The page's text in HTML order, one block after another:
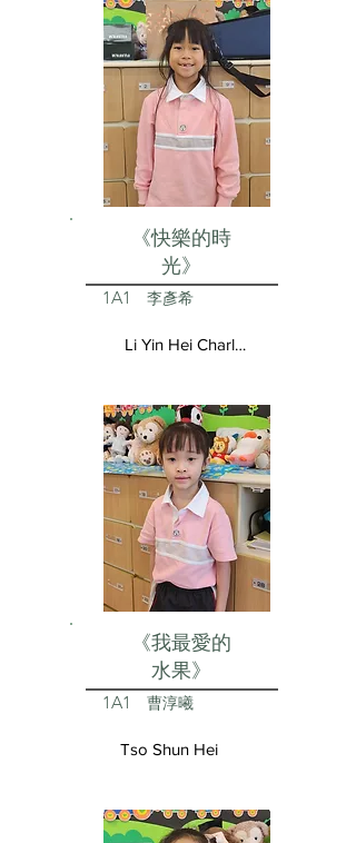
《快樂的時
光》
1A1 李彥希
Li Yin Hei Charlotte
《我最愛的
水果》
1A1 曹淳曦
Tso Shun Hei